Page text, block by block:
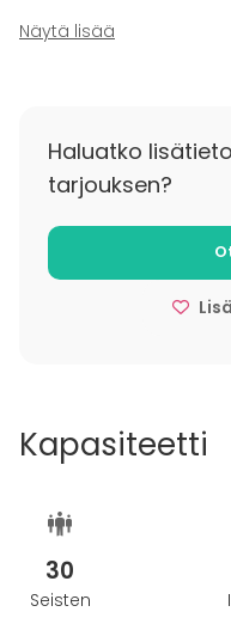
Virkistyspäiviin tai
Lisätietoa
Kahta kuukautta
peruuttaa kokonaan
peruutusmaksu olisi
kokonaissummasta.
Näytä lisää
Haluatko
tarjouksen?
Kapasiteetti
30
Seisten